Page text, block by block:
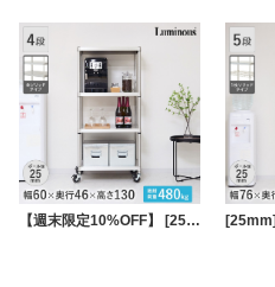
【週末限定10%OFF】 [25mm] ルミナス プレミアムライン ソリッドシェルフラック 4段 幅60 幅61×奥行46×高さ131cm